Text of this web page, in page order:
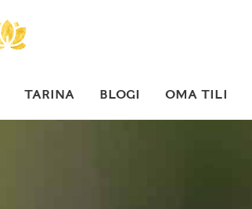
TARINA BLOGI OMA TILI